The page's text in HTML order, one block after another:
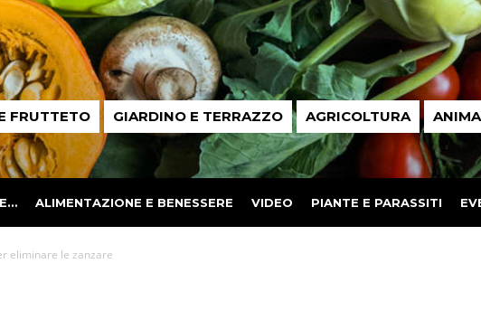
FRUTTETO GIARDINO E TERRAZZO AGRICOLTURA
ALIMENTAZIONE E BENESSERE VIDEO PIANTE E PARASSITI
eliminare le zanzare